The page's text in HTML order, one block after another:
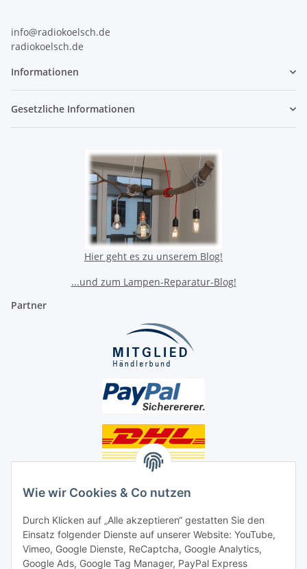
Wie wir Cookies & Co nutzen
Durch Klicken auf „Alle akzeptieren“ gestatten Sie den
Einsatz folgender Dienste auf unserer Website: YouTube,
Vimeo, Google Dienste, ReCaptcha, Google Analytics,
Google Ads, Google Tag Manager, PayPal Express
info@radiokoelsch.de
radiokoelsch.de
Informationen
Gesetzliche Informationen
Hier geht es zu unserem Blog!
...und zum Lampen-Reparatur-Blog!
Partner
Social Media
Unsere Dienstleistungen